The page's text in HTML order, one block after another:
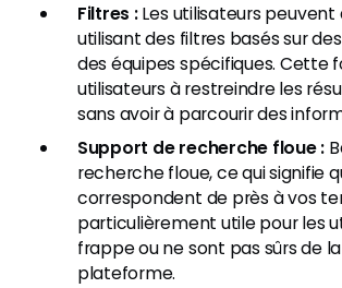
Filtres :Les utilisateurs
utilisant des filtres basés sur
des équipes spécifiques.
utilisateurs à restreindre les
sans avoir à parcourir des
Support de recherche floue :
recherche floue, ce qui signifie
correspondent de près à vos
particulièrement utile pour les
frappe ou ne sont pas sûrs de
plateforme.